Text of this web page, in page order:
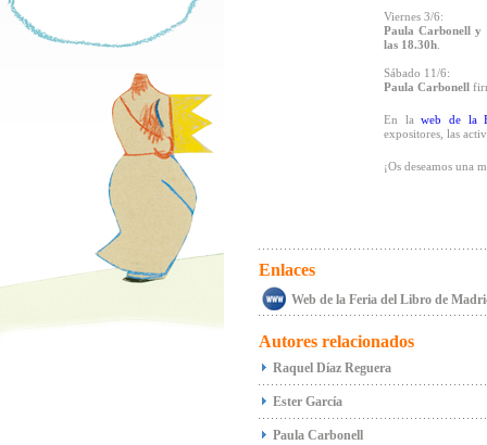
Viernes 3/6:
Paula Carbonell y
las 18.30h
Sábado 11/6:
Paula Carbonell
En laweb de la
expositores, las
¡Os deseamos una
Enlaces
Web de la Feria del Libro de
Autores relacionados
Raquel Díaz Reguera
Ester García
Paula Carbonell